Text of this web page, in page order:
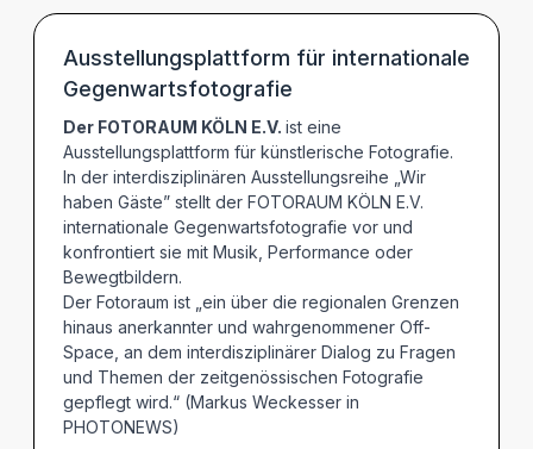
TERMINE
Ausstellungsplattform für internationale
Gegenwartsfotografie
Der FOTORAUM KÖLN E.V. ist eine
Ausstellungsplattform für künstlerische Fotografie.
In der interdisziplinären Ausstellungsreihe „Wir
haben Gäste” stellt der FOTORAUM KÖLN E.V.
internationale Gegenwartsfotografie vor und
konfrontiert sie mit Musik, Performance oder
Bewegtbildern.
Der Fotoraum ist „ein über die regionalen Grenzen
hinaus anerkannter und wahrgenommener Off-
Space, an dem interdisziplinärer Dialog zu Fragen
und Themen der zeitgenössischen Fotografie
gepflegt wird.“ (Markus Weckesser in
PHOTONEWS)